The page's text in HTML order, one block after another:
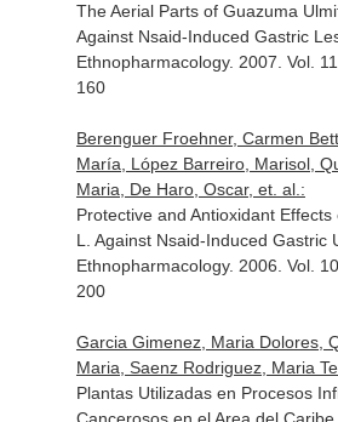
The Aerial Parts of Guazuma
Against Nsaid-Induced Gastric
Ethnopharmacology. 2007. Vol.
160
Berenguer Froehner, Carmen
María, López Barreiro, Marisol,
Maria, De Haro, Oscar, et. al.:
Protective and Antioxidant
L. Against Nsaid-Induced Gastric
Ethnopharmacology. 2006. Vol.
200
Garcia Gimenez, Maria Dolores,
Maria, Saenz Rodriguez, Maria
Plantas Utilizadas en Procesos